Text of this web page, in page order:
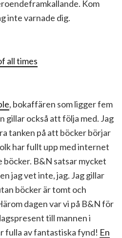
Kom
inte varnade dig.
all times
, bokaffären som ligger fem
gillar också att följa med. Jag
tanken på att böcker börjar
har fullt upp med internet
B&N satsar mycket
jag vet inte, jag. Jag gillar
böcker är tomt och
dagen var vi på B&N för
till mannen i
fulla av fantastiska fynd! En